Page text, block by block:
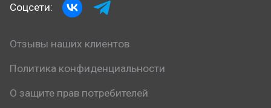
Соцсети:
Отзывы наших клиентов
Политика конфиденциальности
О защите прав потребителей